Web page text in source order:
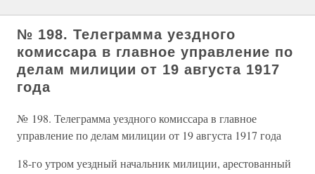
№ 198. Телеграмма уездного
комиссара в главное управление по
делам милиции от 19 августа 1917
года
№ 198. Телеграмма уездного комиссара в главное
управление по делам милиции от 19 августа 1917 года
18-го утром уездный начальник милиции, арестованный